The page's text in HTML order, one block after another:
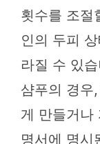
횟수를 조절
인의 두피
라질 수 있
샴푸의 경우
게 만들거나
명서에 명시